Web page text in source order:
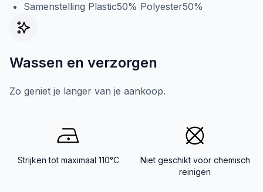
Samenstelling Plastic50% Polyester50%
Wassen en verzorgen
Zo geniet je langer van je aankoop.
Strijken tot maximaal 110°C
Niet geschikt voor chemisch
reinigen